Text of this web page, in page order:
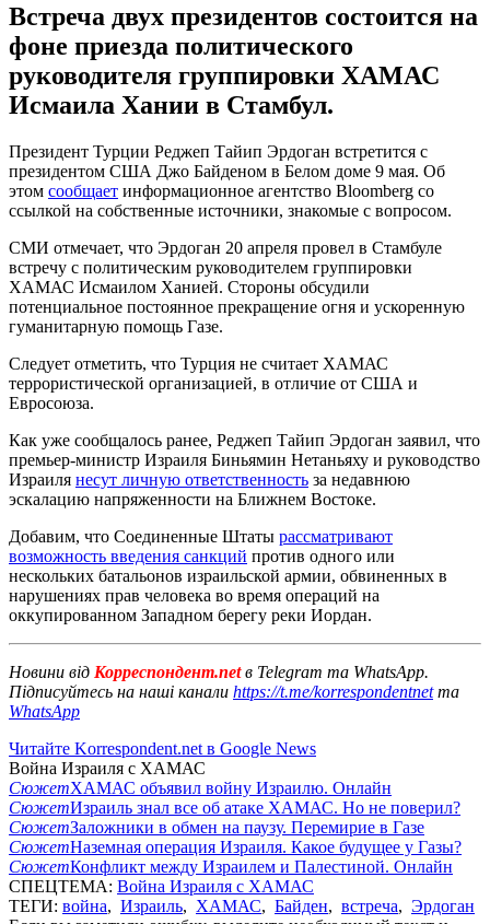
Встреча двух президентов состоится на
фоне приезда политического
руководителя группировки ХАМАС
Исмаила Хании в Стамбул.
Президент Турции Реджеп Тайип Эрдоган встретится с
президентом США Джо Байденом в Белом доме 9 мая. Об
этом сообщает информационное агентство Bloomberg со
ссылкой на собственные источники, знакомые с вопросом.
СМИ отмечает, что Эрдоган 20 апреля провел в Стамбуле
встречу с политическим руководителем группировки
ХАМАС Исмаилом Ханией. Стороны обсудили
потенциальное постоянное прекращение огня и ускоренную
гуманитарную помощь Газе.
Следует отметить, что Турция не считает ХАМАС
террористической организацией, в отличие от США и
Евросоюза.
Как уже сообщалось ранее, Реджеп Тайип Эрдоган заявил, что
премьер-министр Израиля Биньямин Нетаньяху и руководство
Израиля несут личную ответственность за недавнюю
эскалацию напряженности на Ближнем Востоке.
Добавим, что Соединенные Штаты рассматривают
возможность введения санкций против одного или
нескольких батальонов израильской армии, обвиненных в
нарушениях прав человека во время операций на
оккупированном Западном берегу реки Иордан.
Новини від Корреспондент.netв Telegram та WhatsApp.
Підписуйтесь на наші канали https://t.me/korrespondentnetта
WhatsApp
Читайте Korrespondent.net в Google News
Война Израиля с ХАМАС
СюжетХАМАС объявил войну Израилю. Онлайн
СюжетИзраиль знал все об атаке ХАМАС. Но не поверил?
СюжетЗаложники в обмен на паузу. Перемирие в Газе
СюжетНаземная операция Израиля. Какое будущее у Газы?
СюжетКонфликт между Израилем и Палестиной. Онлайн
СПЕЦТЕМА: Война Израиля с ХАМАС
ТЕГИ: война, Израиль, ХАМАС, Байден, встреча, Эрдоган